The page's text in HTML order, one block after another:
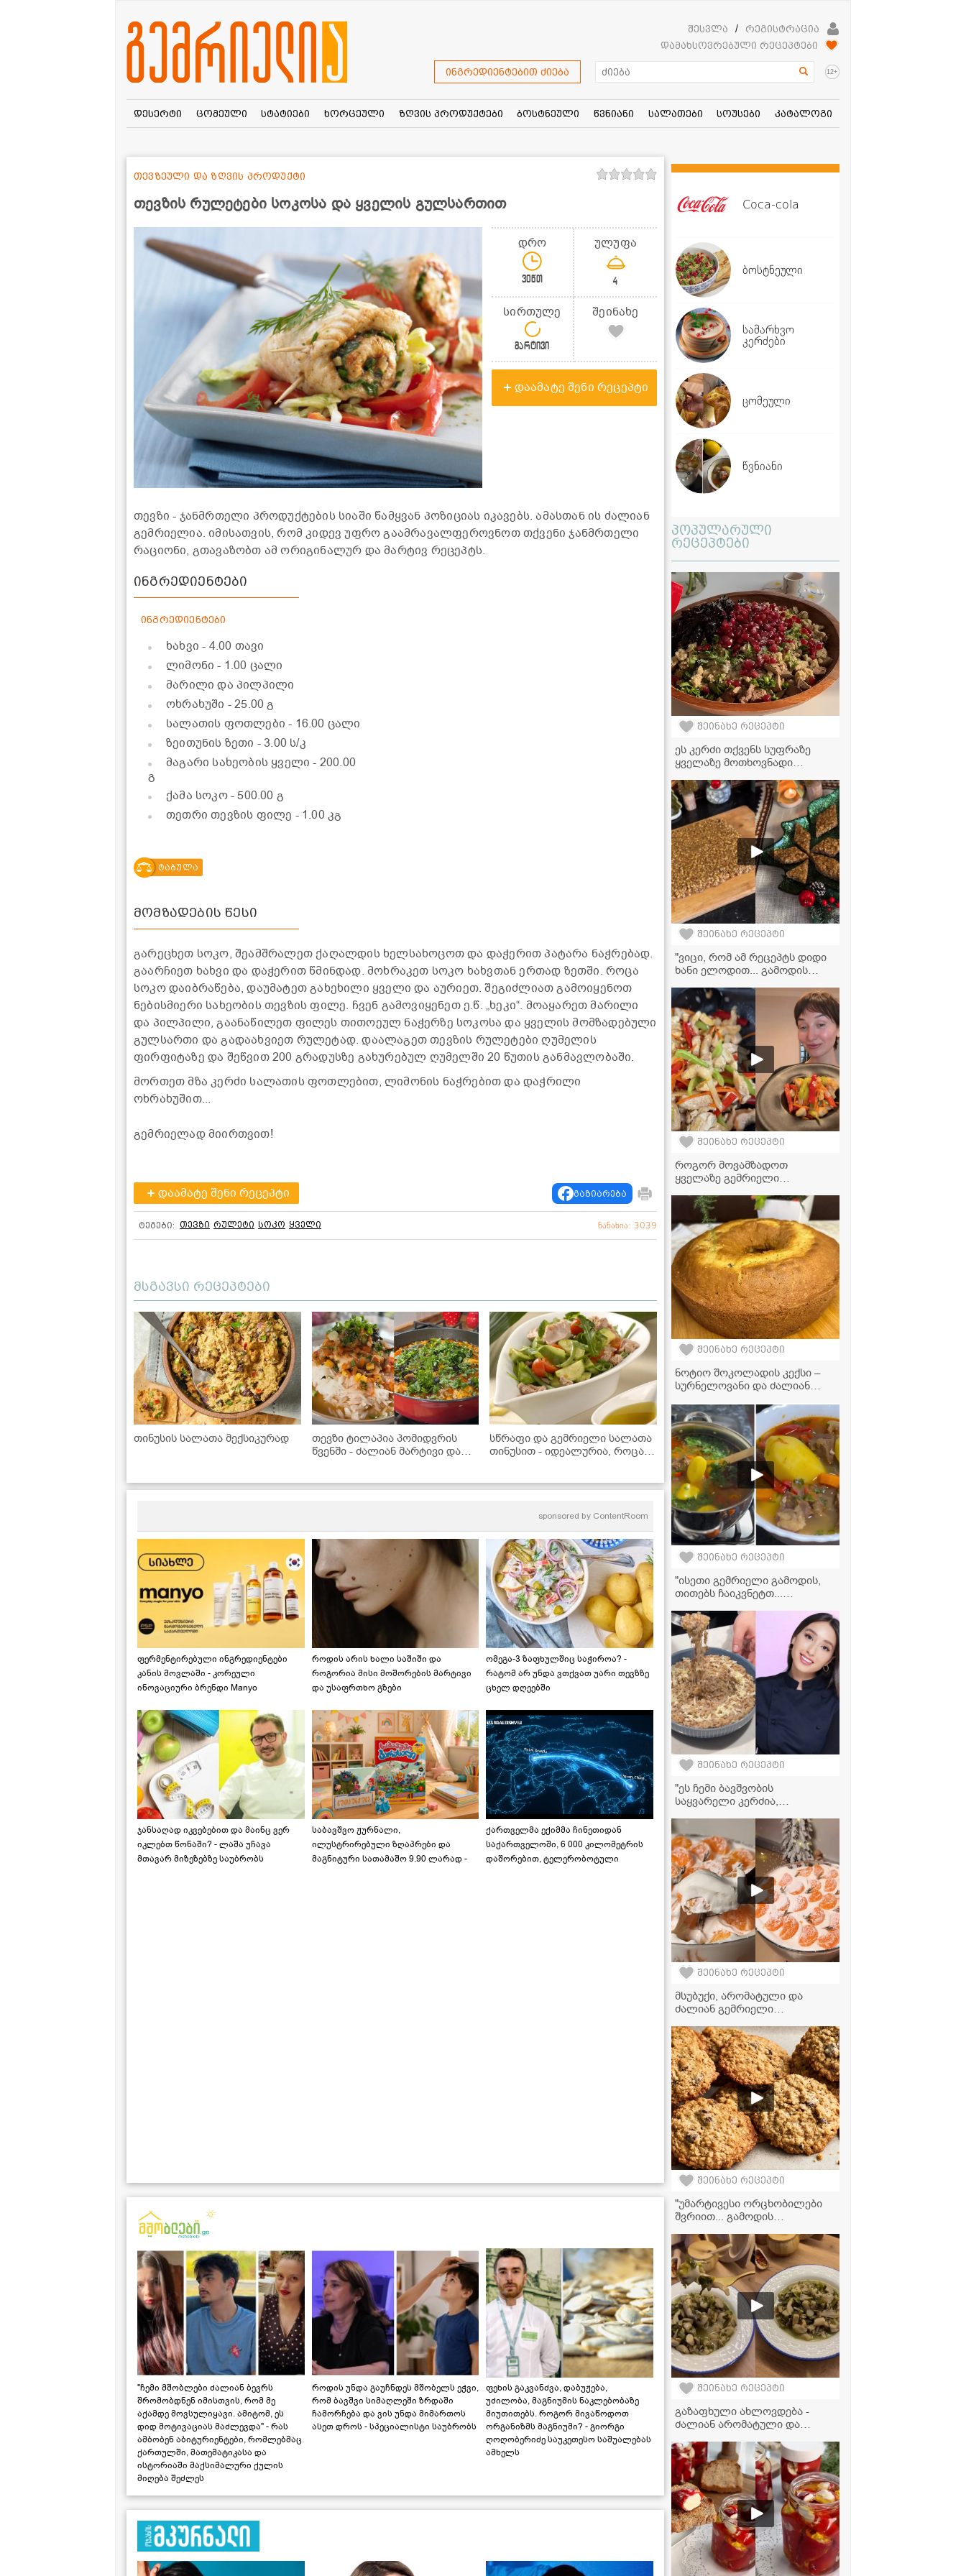
შესვლა /
რეგისტრაცია
დამახსოვრებული რეცეპტები
ინგრედიენტებით ძიება 12+
დესერტი ცომეული სტატიები ხორცეული ზღვის პროდუქტები ბოსტნეული წვნიანი სალათები სოუსები კატალოგი
თევზის რულეტები სოკოსა და ყველის გულსართით
თევზეული და ზღვის პროდუქტი
დრო
30წთ
ულუფა
4
სირთულე
მარტივი
შეინახე
დაამატე შენი რეცეპტი
თევზი - ჯანმრთელი პროდუქტების სიაში წამყვან პოზიციას იკავებს. ამასთან ის ძალიან
გემრიელია. იმისათვის, რომ კიდევ უფრო გაამრავალფეროვნოთ თქვენი ჯანმრთელი
რაციონი, გთავაზობთ ამ ორიგინალურ და მარტივ რეცეპტს.
ინგრედიენტები
ინგრედიენტები
ხახვი- 4.00 თავი
ლიმონი- 1.00 ცალი
მარილი და პილპილი
ოხრახუში - 25.00 გ
სალათის ფოთლები- 16.00 ცალი
ზეითუნის ზეთი - 3.00 ს/კ
მაგარი სახეობის ყველი- 200.00
გ
ქამა სოკო- 500.00 გ
თეთრი თევზის ფილე - 1.00 კგ
ტაბულა
მომზადების წესი
გარეცხეთ სოკო, შეამშრალეთ ქაღალდის ხელსახოცოთ და დაჭერით პატარა ნაჭრებად.
გაარჩიეთ ხახვი და დაჭერით წმინდად. მოხრაკეთ სოკო ხახვთან ერთად ზეთში. როცა
სოკო დაიბრაწება, დაუმატეთ გახეხილი ყველი და აურიეთ. შეგიძლიათ გამოიყენოთ
ნებისმიერი სახეობის თევზის ფილე. ჩვენ გამოვიყენეთ ე.წ. „ხეკი“. მოაყარეთ მარილი
და პილპილი, გაანაწილეთ ფილეს თითოეულ ნაჭერზე სოკოსა და ყველის მომზადებული
გულსართი და გადაახვიეთ რულეტად. დაალაგეთ თევზის რულეტები ღუმელის
ფირფიტაზე და შეწვით 200 გრადუსზე გახურებულ ღუმელში 20 წუთის განმავლობაში.
მორთეთ მზა კერძი სალათის ფოთლებით, ლიმონის ნაჭრებით და დაჭრილი
ოხრახუშით...
გემრიელად მიირთვით!
დაამატე შენი რეცეპტი გაზიარება
ტეგები: თევზი რულეტი სოკო ყველი ნანახია: 3039
მსგავსი რეცეპტები
თინუსის სალათა მექსიკურად
თევზი ტილაპია პომიდვრის
წვენში - ძალიან მარტივი და
სწრაფი და გემრიელი სალათა
თინუსით - იდეალურია, როცა
sponsored by ContentRoom
ფერმენტირებული ინგრედიენტები
კანის მოვლაში - კორეული
ინოვაციური ბრენდი Manyo
როდის არის ხალი საშიში და
როგორია მისი მოშორების მარტივი
და უსაფრთხო გზები
ომეგა-3 ზაფხულშიც საჭიროა? -
რატომ არ უნდა ვთქვათ უარი თევზზე
ცხელ დღეებში
ჯანსაღად იკვებებით და მაინც ვერ
იკლებთ წონაში? - ლაშა უჩავა
მთავარ მიზეზებზე საუბრობს
საბავშვო ჟურნალი,
ილუსტრირებული ზღაპრები და
მაგნიტური სათამაშო 9.90 ლარად -
ქართველმა ექიმმა ჩინეთიდან
საქართველოში, 6 000 კილომეტრის
დაშორებით, ტელერობოტული
"ჩემი მშობლები ძალიან ბევრს
შრომობდნენ იმისთვის, რომ მე
აქამდე მოვსულიყავი. ამიტომ, ეს
დიდ მოტივაციას მაძლევდა" - რას
ამბობენ აბიტურიენტები, რომლებმაც
ქართულში, მათემატიკასა და
ისტორიაში მაქსიმალური ქულის
მიღება შეძლეს
როდის უნდა გაუჩნდეს მშობელს ეჭვი,
რომ ბავშვი სიმაღლეში ზრდაში
ჩამორჩება და ვის უნდა მიმართოს
ასეთ დროს - სპეციალისტი საუბრობს
ფეხის გაკვანძვა, დაბუჟება,
უძილობა, მაგნიუმის ნაკლებობაზე
მიუთითებს. როგორ მივაწოდოთ
ორგანიზმს მაგნიუმი? - გიორგი
ღოღობერიძე საუკეთესო საშუალებას
ამხელს
Coca-cola
ბოსტნეული
სამარხვო
კერძები
ცომეული
წვნიანი
პოპულარული
რეცეპტები
შეინახე რეცეპტი
ეს კერძი თქვენს სუფრაზე
ყველაზე მოთხოვნადი
და განსხვავებული კუჭმაჭი!
შეინახე რეცეპტი
"ვიცი, რომ ამ რეცეპტს დიდი
ხანი ელოდით... გამოდის
ვიდეორეცეპტი
შეინახე რეცეპტი
როგორ მოვამზადოთ
ყველაზე გემრიელი
ინგრედიენტი, რომელიც
ყველაფერს ცვლის!
შეინახე რეცეპტი
ნოტიო შოკოლადის კექსი –
სურნელოვანი და ძალიან
შეინახე რეცეპტი
"ისეთი გემრიელი გამოდის,
თითებს ჩაიკვნეტთ...
რეცეპტი!" - საქონლის ხორცის
წვნიანი ბოსტნეულთან ერთად
შეინახე რეცეპტი
"ეს ჩემი ბავშვობის
საყვარელი კერძია,
მიმზადებს ხოლმე..." -
წიწიბურა ნუცა სურგულაძის
ბებიის რეცეპტით
შეინახე რეცეპტი
მსუბუქი, არომატული და
ძალიან გემრიელი
მანდარინის ტირამისუს
რეცეპტი
შეინახე რეცეპტი
"უმარტივესი ორცხობილები
შვრიით... გამოდის
ვიდეორეცეპტი
შეინახე რეცეპტი
გაზაფხული ახლოვდება -
ძალიან არომატული და